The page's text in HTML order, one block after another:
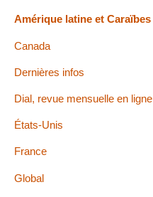
Amérique latine et Caraïbes
Canada
Dernières infos
Dial, revue mensuelle en ligne
États-Unis
France
Global